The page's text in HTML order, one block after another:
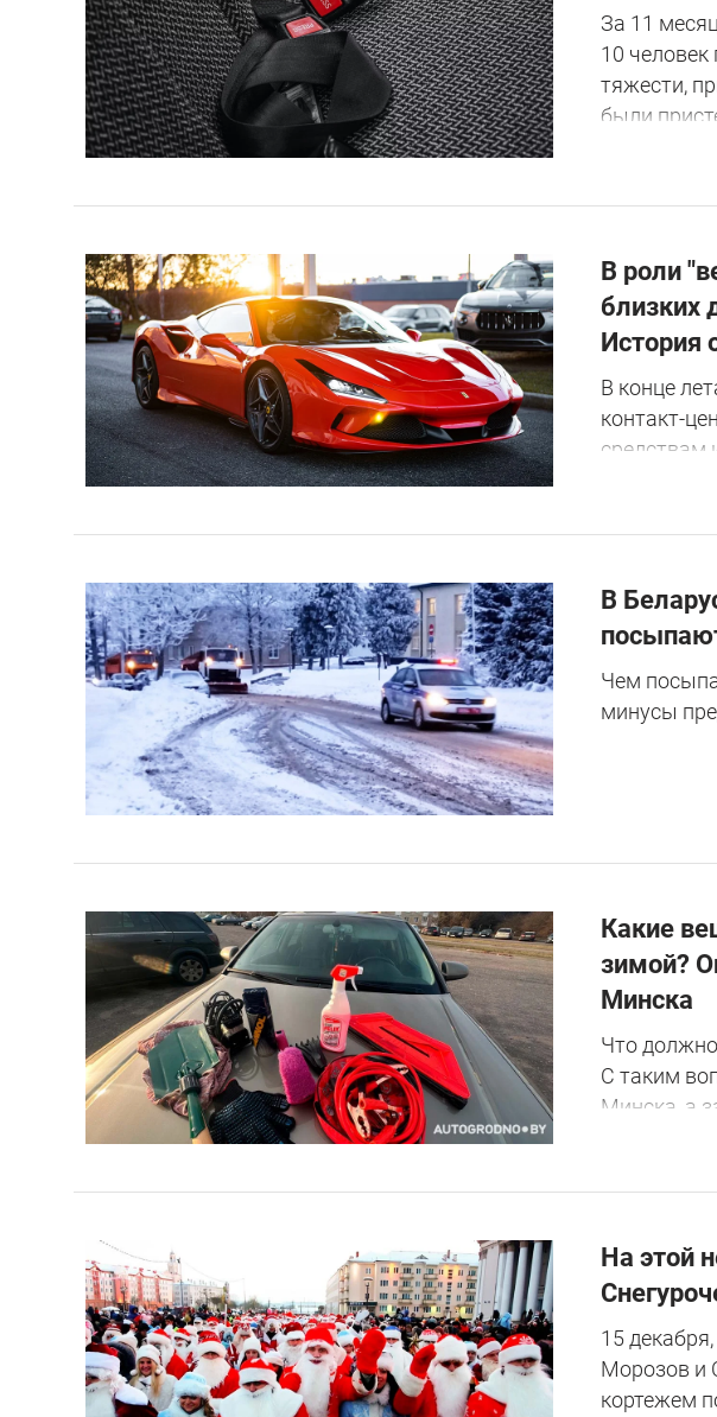
За 11
10 человек
тяжести,
были
В роли
близких
История
В конце
контакт-
средствам
В
Чем
минусы
Какие
зимой?
Минска
Что
С таким
Минска, а
На этой
15
Морозов и
кортежем